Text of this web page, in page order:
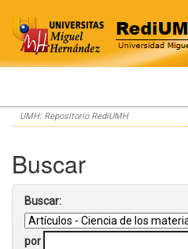
Skip
navigation
UMH: Repositorio RediUMH
Buscar
Buscar:
por